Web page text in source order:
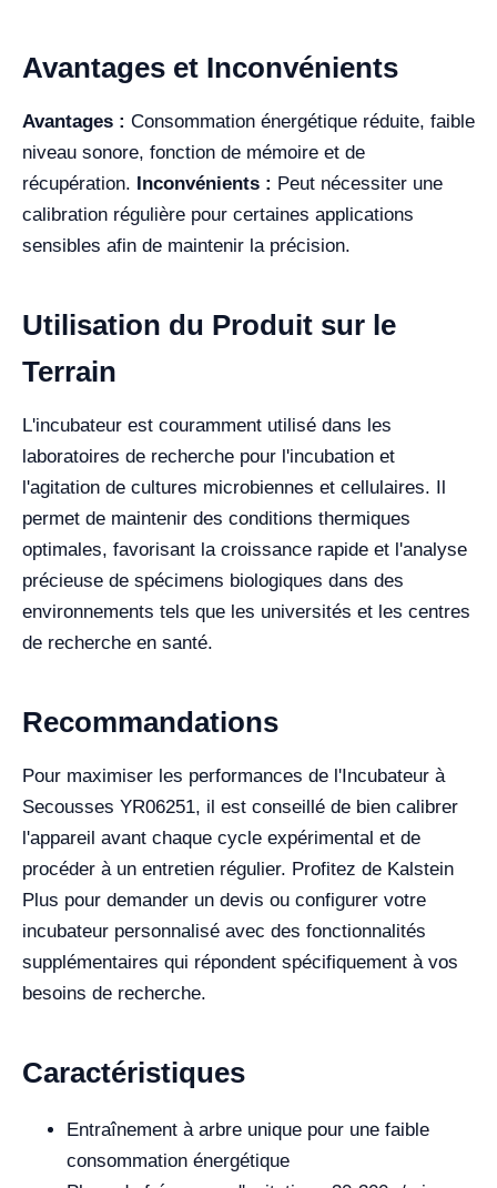
Avantages et Inconvénients
Avantages : Consommation énergétique réduite, faible
niveau sonore, fonction de mémoire et de
récupération. Inconvénients : Peut nécessiter une
calibration régulière pour certaines applications
sensibles afin de maintenir la précision.
Utilisation du Produit sur le
Terrain
L'incubateur est couramment utilisé dans les
laboratoires de recherche pour l'incubation et
l'agitation de cultures microbiennes et cellulaires. Il
permet de maintenir des conditions thermiques
optimales, favorisant la croissance rapide et l'analyse
précieuse de spécimens biologiques dans des
environnements tels que les universités et les centres
de recherche en santé.
Recommandations
Pour maximiser les performances de l'Incubateur à
Secousses YR06251, il est conseillé de bien calibrer
l'appareil avant chaque cycle expérimental et de
procéder à un entretien régulier. Profitez de Kalstein
Plus pour demander un devis ou configurer votre
incubateur personnalisé avec des fonctionnalités
supplémentaires qui répondent spécifiquement à vos
besoins de recherche.
Caractéristiques
Entraînement à arbre unique pour une faible
consommation énergétique